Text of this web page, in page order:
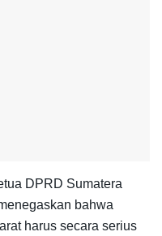
DPRD Sumatera
bahwa
harus secara serius